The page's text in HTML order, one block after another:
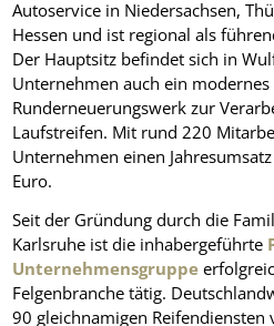
Autoservice in Niedersachsen,
Hessen und ist regional als
Der Hauptsitz befindet sich in
Unternehmen auch ein
Runderneuerungswerk zur
Laufstreifen. Mit rund 220
Unternehmen einen
Euro.
Seit der Gründung durch die
Karlsruhe ist die inhabergeführte
Unternehmensgruppe
Felgenbranche tätig.
90 gleichnamigen